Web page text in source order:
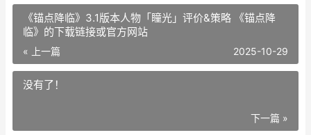
《锚点降临》3.1版本人物「瞳光」评价&策略 《锚点降
临》的下载链接或官方网站
« 上一篇 2025-10-29
没有了！
下一篇 »